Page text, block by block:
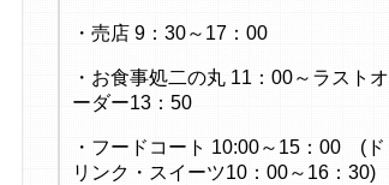
・売店 9：30～17：00
・お食事処二の丸 11：00～ラストオ
ーダー13：50
・フードコート 10:00～15：00 (ド
リンク・スイーツ10：00～16：30)